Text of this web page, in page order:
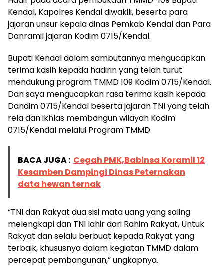
Kendal, Kapolres Kendal diwakili, beserta para
jajaran unsur kepala dinas Pemkab Kendal dan Para
Danramil jajaran Kodim 0715/Kendal.
Bupati Kendal dalam sambutannya mengucapkan
terima kasih kepada hadirin yang telah turut
mendukung program TMMD 109 Kodim 0715/Kendal.
Dan saya mengucapkan rasa terima kasih kepada
Dandim 0715/Kendal beserta jajaran TNI yang telah
rela dan ikhlas membangun wilayah Kodim
0715/Kendal melalui Program TMMD.
BACA JUGA : Cegah PMK,Babinsa Koramil 12
Kesamben Dampingi Dinas Peternakan
data hewan ternak
“TNI dan Rakyat dua sisi mata uang yang saling
melengkapi dan TNI lahir dari Rahim Rakyat, Untuk
Rakyat dan selalu berbuat kepada Rakyat yang
terbaik, khususnya dalam kegiatan TMMD dalam
percepat pembangunan,” ungkapnya.